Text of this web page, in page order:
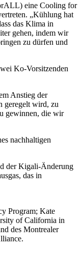
eine Cooling for
„Kühlung hat
das Klima in
gehen, indem wir
zu dürfen und
Ko-Vorsitzenden
Anstieg der
geregelt wird, zu
gewinnen, die wir
nachhaltigen
der Kigali-Änderung
das in
Program; Kate
of California in
des Montrealer